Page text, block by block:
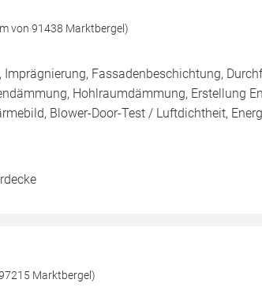
von 91438 Marktbergel)
Imprägnierung, Fassadenbeschichtung,
Hohlraumdämmung, Erstellung
Blower-Door-Test / Luftdichtheit,
Marktbergel)